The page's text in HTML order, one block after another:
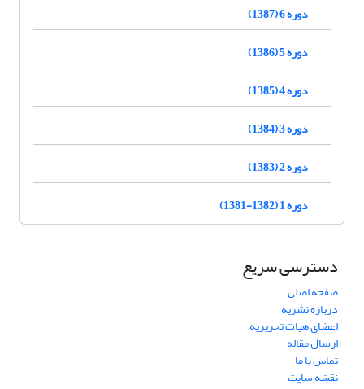
دوره 6 (1387)
دوره 5 (1386)
دوره 4 (1385)
دوره 3 (1384)
دوره 2 (1383)
دوره 1 (1382-1381)
دسترسی سریع
صفحه اصلی
درباره نشریه
اعضای هیات تحریریه
ارسال مقاله
تماس با ما
نقشه سایت